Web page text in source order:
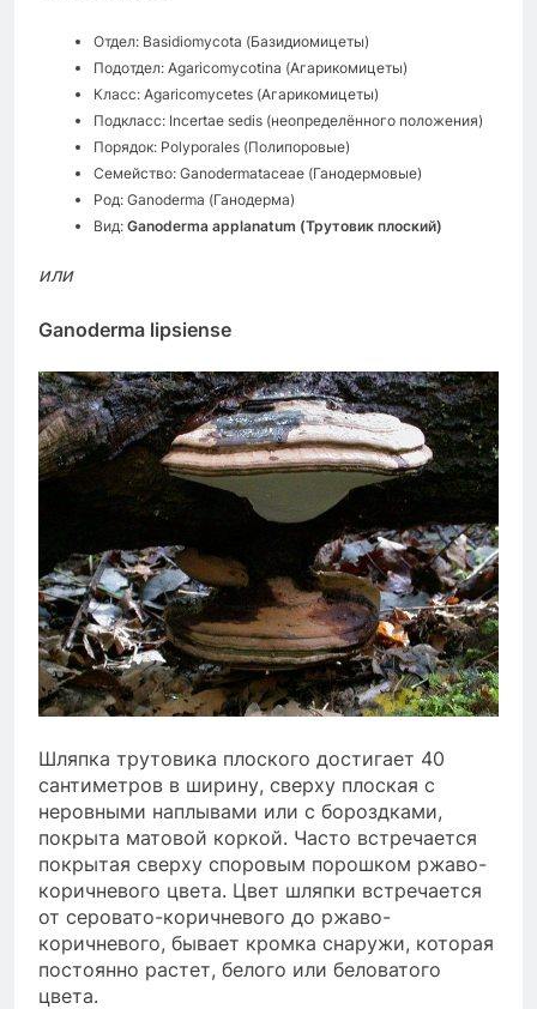
Отдел: Basidiomycota (Базидиомицеты)
Подотдел: Agaricomycotina (Агарикомицеты)
Класс: Agaricomycetes (Агарикомицеты)
Подкласс: Incertae sedis (неопределённого положения)
Порядок: Polyporales (Полипоровые)
Семейство: Ganodermataceae (Ганодермовые)
Род: Ganoderma (Ганодерма)
Вид: Ganoderma applanatum (Трутовик плоский)
или
Ganoderma lipsiense
Шляпка трутовика плоского достигает 40
сантиметров в ширину, сверху плоская с
неровными наплывами или с бороздками,
покрыта матовой коркой. Часто встречается
покрытая сверху споровым порошком ржаво-
коричневого цвета. Цвет шляпки встречается
от серовато-коричневого до ржаво-
коричневого, бывает кромка снаружи, которая
постоянно растет, белого или беловатого
цвета.